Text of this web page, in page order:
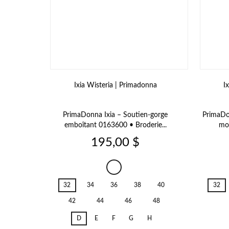
Ixia Wisteria | Primadonna
PrimaDonna Ixia – Soutien-gorge
emboîtant 0163600 • Broderie...
Prix
195,00 $
Ixia
32
34 36 38 40
42 44 46 48
D E F G H
32